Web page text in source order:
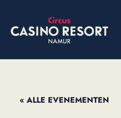
« ALLE EVENEMENTEN